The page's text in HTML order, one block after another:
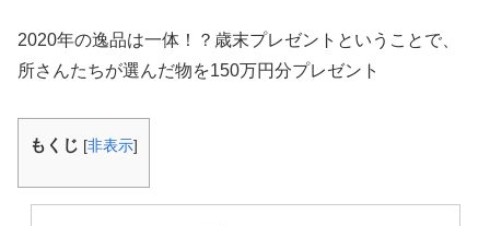
2020年の逸品は一体！？歳末プレゼントということで、
所さんたちが選んだ物を150万円分プレゼント
もくじ [非表示]